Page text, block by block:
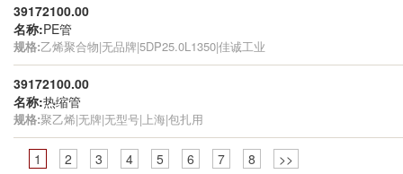
39172100.00
名称:PE管
规格:乙烯聚合物|无品牌|5DP25.0L1350|佳诚工业
39172100.00
名称:热缩管
规格:聚乙烯|无牌|无型号|上海|包扎用
1 2 3 4 5 6 7 8
>>